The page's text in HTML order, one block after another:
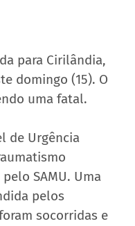
para Cirilândia,
domingo (15). O
uma fatal.
de Urgência
SAMU. Uma
pelos
socorridas e